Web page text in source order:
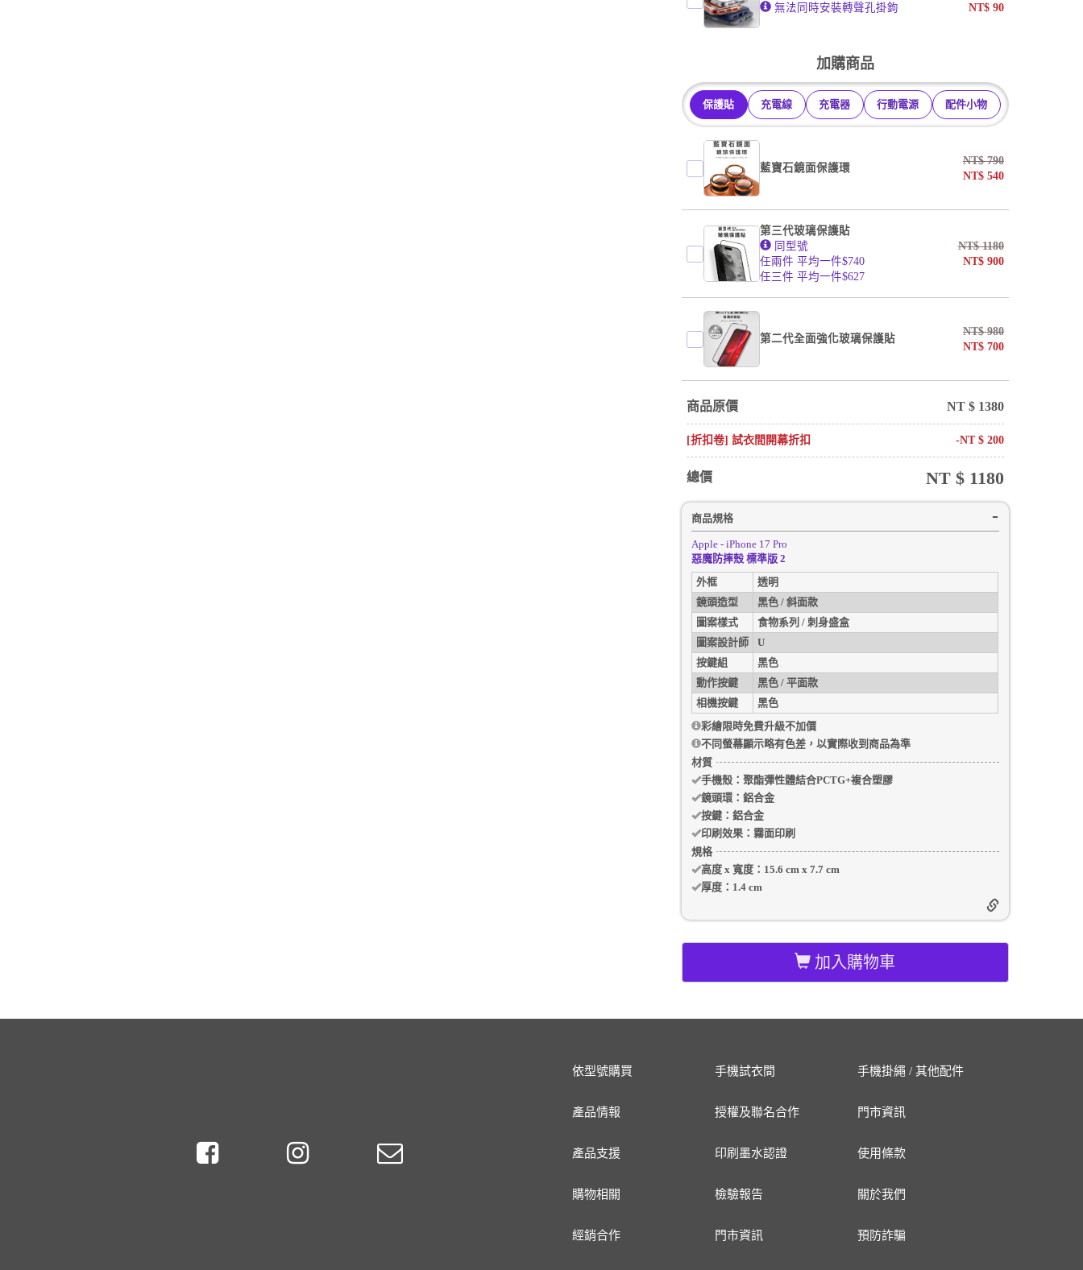
系列
無法同時安裝轉聲孔掛鉤
NT$ 90
加購商品
保護貼 充電線 充電器 行動電源 配件小物
藍寶石鏡面保護環
NT$790
NT$ 540
第三代玻璃保護貼
同型號
任兩件 平均一件$740
任三件 平均一件$627
NT$1180
NT$ 900
第二代全面強化玻璃保護貼
NT$980
NT$ 700
商品原價 NT $ 1380
[折扣卷] 試衣間開幕折扣 -NT $ 200
總價 NT $ 1180
商品規格
Apple - iPhone 17 Pro
惡魔防摔殼 標準版 2
外框
透明
鏡頭造型
黑色 / 斜面款
圖案樣式
食物系列 / 刺身盛盒
圖案設計師
U
按鍵組
黑色
動作按鍵
黑色 / 平面款
相機按鍵
黑色
彩繪限時免費升級不加價
不同螢幕顯示略有色差，以實際收到商品為準
材質
手機殼：聚酯彈性體結合PCTG+複合塑膠
鏡頭環： 鋁合金
按鍵： 鋁合金
印刷效果： 霧面印刷
規格
高度 x 寬度： 15.6 cm x 7.7 cm
厚度： 1.4 cm
加入購物車
依型號購買 手機試衣間 手機掛繩 / 其他配件
產品情報 授權及聯名合作 門市資訊
產品支援 印刷墨水認證 使用條款
購物相關 檢驗報告 關於我們
經銷合作 門市資訊 預防詐騙